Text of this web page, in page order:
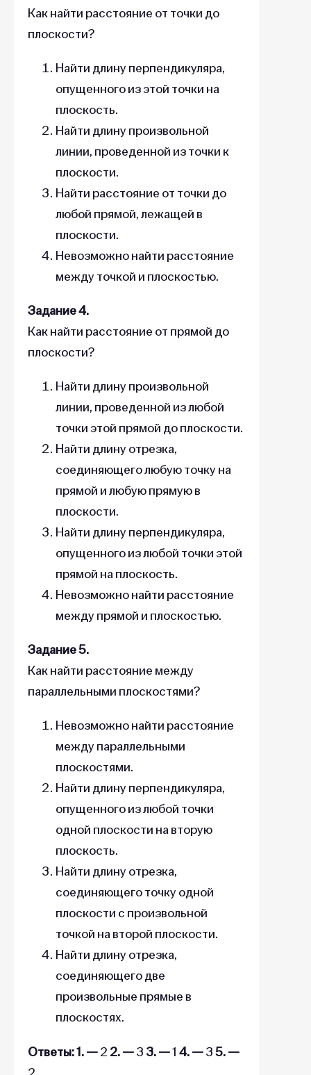
Как найти расстояние от точки до
плоскости?
Найти длину перпендикуляра,
опущенного из этой точки на
плоскость.
Найти длину произвольной
линии, проведенной из точки к
плоскости.
Найти расстояние от точки до
любой прямой, лежащей в
плоскости.
Невозможно найти расстояние
между точкой и плоскостью.
Задание 4.
Как найти расстояние от прямой до
плоскости?
Найти длину произвольной
линии, проведенной из любой
точки этой прямой до плоскости.
Найти длину отрезка,
соединяющего любую точку на
прямой и любую прямую в
плоскости.
Найти длину перпендикуляра,
опущенного из любой точки этой
прямой на плоскость.
Невозможно найти расстояние
между прямой и плоскостью.
Задание 5.
Как найти расстояние между
параллельными плоскостями?
Невозможно найти расстояние
между параллельными
плоскостями.
Найти длину перпендикуляра,
опущенного из любой точки
одной плоскости на вторую
плоскость.
Найти длину отрезка,
соединяющего точку одной
плоскости с произвольной
точкой на второй плоскости.
Найти длину отрезка,
соединяющего две
произвольные прямые в
плоскостях.
Ответы: 1. —2 2. —33. —1 4. —35. —